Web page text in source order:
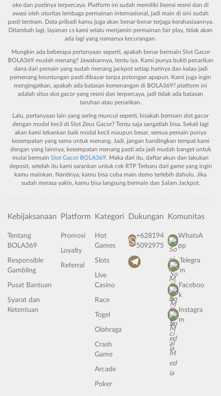
oke dan pastinya terpercaya. Platform ini sudah memiliki lisensi resmi dan di
awasi oleh otoritas lembaga permainan internasional, jadi main di sini sudah
pasti tentram. Data pribadi kamu juga akan benar-benar terjaga kerahasiaannya.
Ditambah lagi, layanan cs kami selalu menjamin permainan fair play, tidak akan
ada lagi yang namanya kecurangan.
Mungkin ada beberapa pertanyaan seperti, apakah benar bermain Slot Gacor
BOLA369 mudah menang? Jawabannya, tentu iya. Kami punya bukti penarikan
dana dari pemain yang sudah menang jackpot setiap harinya dan kalau jadi
pemenang keuntungan pasti dibayar tanpa potongan apapun. Kami juga ingin
mengingatkan, apakah ada batasan kemenangan di BOLA369? platform ini
adalah situs slot gacor yang resmi dan terpercaya, jadi tidak ada batasan
taruhan atau penarikan.
Lalu, pertanyaan lain yang sering muncul seperti, bisakah bermain slot gacor
dengan modal kecil di Slot Zeus Gacor? Tentu saja sangatlah bisa. Sekali lagi
akan kami tekankan baik modal kecil maupun besar, semua pemain punya
kesempatan yang sama untuk menang. Jadi, jangan bandingkan tempat kami
dengan yang lainnya, kesempatan menang pasti ada jadi mudah banget untuk
mulai bermain Slot Gacor BOLA369. Maka dari itu, daftar akun dan lakukan
deposit, setelah itu kami sarankan untuk cek RTP Terbaru dari game yang ingin
kamu mainkan. Nantinya, kamu bisa coba main demo terlebih dahulu. Jika
sudah merasa yakin, kamu bisa langsung bermain dan Salam Jackpot.
Kebijaksanaan
Tentang
BOLA369
Responsible
Gambling
Pusat Bantuan
Syarat dan
Ketentuan
Platform
Promosi
Loyalty
Referral
Kategori
Hot
Games
Slots
Live
Casino
Race
Togel
Olahraga
Crash
Game
Arcade
Poker
Dukungan
+628194
5092975
Komunitas
WhatsA
pp
Telegra
m
Faceboo
k
Instagra
m